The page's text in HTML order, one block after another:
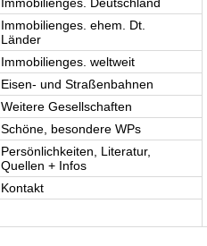
Immobilienges. ehem. Dt.
Länder
Immobilienges. weltweit
Eisen- und Straßenbahnen
Weitere Gesellschaften
Schöne, besondere WPs
Persönlichkeiten, Literatur,
Quellen + Infos
Kontakt